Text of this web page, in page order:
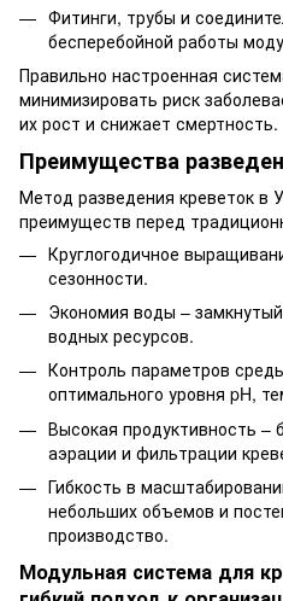
Фитинги, трубы и
бесперебойной работы
Правильно настроенная
минимизировать риск
их рост и снижает смертность.
Преимущества
Метод разведения креветок в
преимуществ перед
Круглогодичное
сезонности.
Экономия воды –
водных ресурсов.
Контроль параметров
оптимального уровня pH,
Высокая продуктивность –
аэрации и фильтрации
Гибкость в
небольших объемов и
производство.
Модульная система для